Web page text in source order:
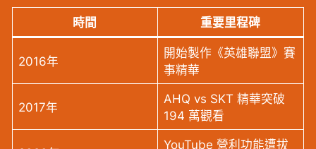
時間 重要里程碑
2016年
開始製作《英雄聯盟》賽
事精華
2017年
AHQ vs SKT 精華突破
194 萬觀看
YouTube 營利功能遭拔